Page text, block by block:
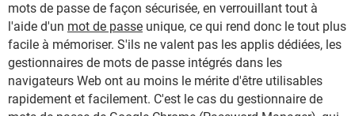
mots de passe de façon sécurisée, en verrouillant tout à
l'aide d'un mot de passe unique, ce qui rend donc le tout plus
facile à mémoriser. S'ils ne valent pas les applis dédiées, les
gestionnaires de mots de passe intégrés dans les
navigateurs Web ont au moins le mérite d'être utilisables
rapidement et facilement. C'est le cas du gestionnaire de